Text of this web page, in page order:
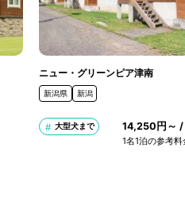
ニュー・グリーンピア津南
新潟県 新潟
大型犬まで 14,250円～ /
1名1泊の参考料